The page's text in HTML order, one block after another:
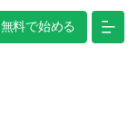
無料で始める